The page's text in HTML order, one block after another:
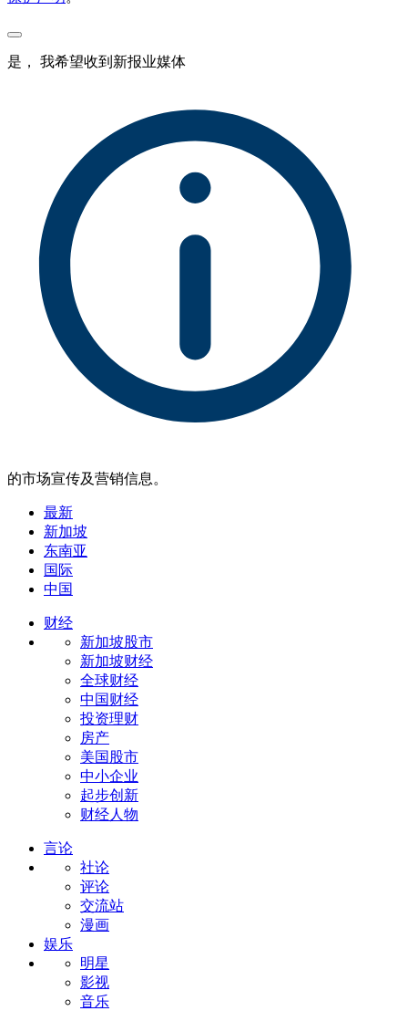
是， 我希望收到新报业媒体
的市场宣传及营销信息。
最新
新加坡
东南亚
国际
中国
财经
新加坡股市
新加坡财经
全球财经
中国财经
投资理财
房产
美国股市
中小企业
起步创新
财经人物
言论
社论
评论
交流站
漫画
娱乐
明星
影视
音乐